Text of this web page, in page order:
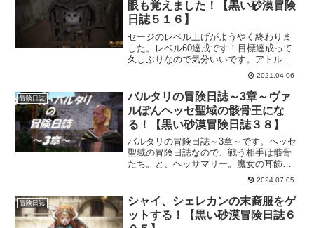
眼も覚えました！【黒い砂漠冒険
日誌５１６】
セージのレベル上げがようやく終わりま
した。レベル60達成です！目標達成って
久しぶりなので気分いいです。アトルの
眼も覚えることが出来たので、どんな感
じなのかも試しに行かないとです。
2021.04.06
冒険日誌
バルタリの冒険日誌～3章～ヴァ
ルぽんヘッセ聖域の骸骨王にな
る！【黒い砂漠冒険日誌３８】
バルタリの冒険日誌～3章～です。ヘッセ
聖域の冒険日誌なので、戦う相手は骸骨
たち。と、ヘッサマリー。魔女の耳飾り
の出る狩場で、ヴァルぽんは魔女の耳飾
りをGETできるんでしょうかね。ドロッ
プ率イベント中だったので出るといいな
ぁ～。
2024.07.05
冒険日誌
シャイ、シェレカンの末裔服をゲ
ットする！【黒い砂漠冒険日誌６